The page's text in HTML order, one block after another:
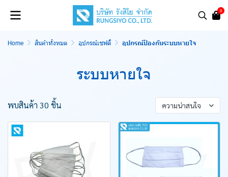
0
Home สินค้าทั้งหมด อุปกรณ์เซฟตี้ อุปกรณ์ป้องกันระบบหายใจ
ระบบหายใจ
พบสินค้า 30 ชิ้น ความน่าสนใจ